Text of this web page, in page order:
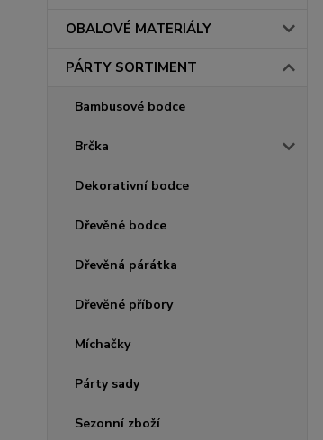
OBALOVÉ MATERIÁLY
PÁRTY SORTIMENT
Bambusové bodce
Brčka
Dekorativní bodce
Dřevěné bodce
Dřevěná párátka
Dřevěné příbory
Míchačky
Párty sady
Sezonní zboží